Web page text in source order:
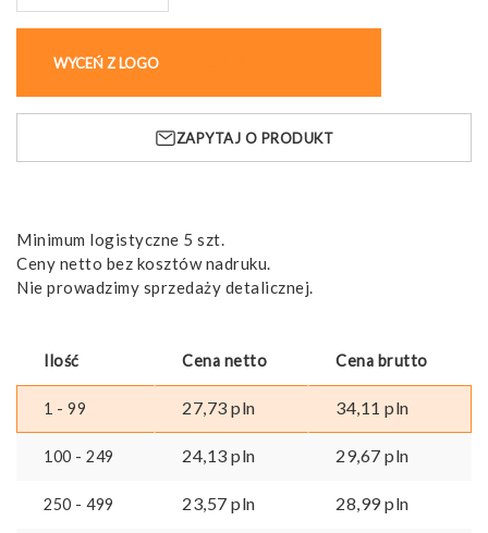
Portland
Sin,
wiatroodporny
WYCEŃ Z LOGO
ZAPYTAJ O PRODUKT
Minimum logistyczne 5 szt.
Ceny netto bez kosztów nadruku.
Nie prowadzimy sprzedaży detalicznej.
Ilość Cena netto Cena brutto
1 - 99 27,73 pln 34,11 pln
100 - 249 24,13 pln 29,67 pln
250 - 499 23,57 pln 28,99pln